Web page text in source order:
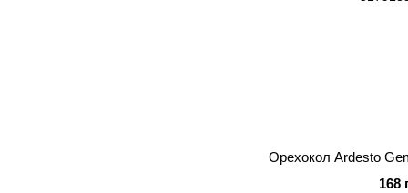
Орехокол Ardesto
168